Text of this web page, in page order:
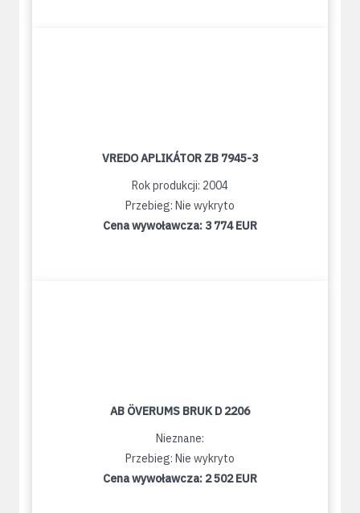
VREDO APLIKÁTOR ZB 7945-3
Rok produkcji: 2004
Przebieg: Nie wykryto
Cena wywoławcza: 3 774 EUR
AB ÖVERUMS BRUK D 2206
Nieznane:
Przebieg: Nie wykryto
Cena wywoławcza: 2 502 EUR